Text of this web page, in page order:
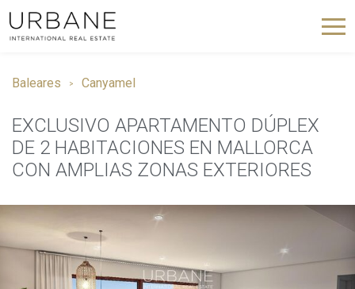
Baleares Canyamel
EXCLUSIVO APARTAMENTO DÚPLEX
DE 2 HABITACIONES EN MALLORCA
CON AMPLIAS ZONAS EXTERIORES